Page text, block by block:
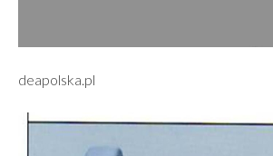
deapolska.pl